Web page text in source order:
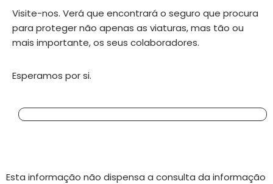
Visite-nos. Verá que encontrará o seguro que procura
para proteger não apenas as viaturas, mas tão ou
mais importante, os seus colaboradores.
Esperamos por si.
Esta informação não dispensa a consulta da informação